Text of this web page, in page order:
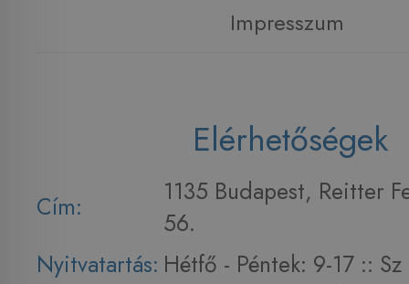
Impresszum
Elérhetőségek
Cím:
1135 Budapest, Reitter
56.
Nyitvatartás: Hétfő - Péntek: 9-17 :: Sz